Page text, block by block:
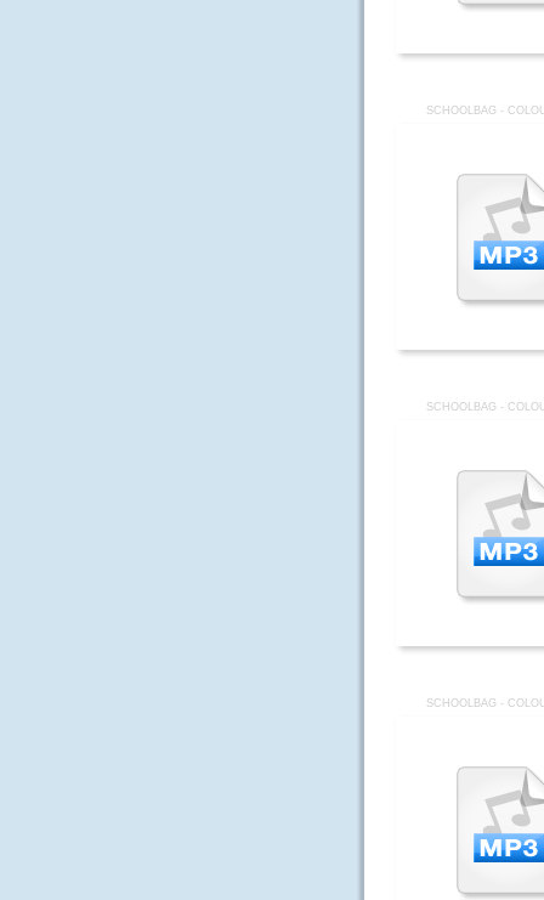
SCHOOLBAG -
SCHOOLBAG -
SCHOOLBAG -